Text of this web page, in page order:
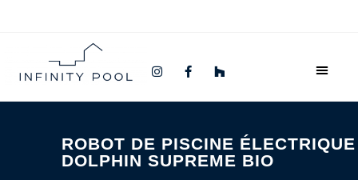
ROBOT DE PISCINE ÉLECTRIQUE
DOLPHIN SUPREME BIO